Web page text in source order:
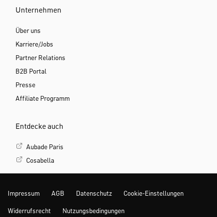
Unternehmen
Über uns
Karriere/Jobs
Partner Relations
B2B Portal
Presse
Affiliate Programm
Entdecke auch
Aubade Paris
Cosabella
Impressum AGB Datenschutz Cookie-Einstellungen
Widerrufsrecht Nutzungsbedingungen